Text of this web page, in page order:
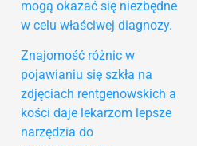
mogą okazać się niezbędne
w celu właściwej diagnozy.
Znajomość różnic w
pojawianiu się szkła na
zdjęciach rentgenowskich a
kości daje lekarzom lepsze
narzędzia do